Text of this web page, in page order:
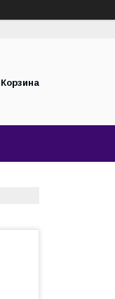
Корзина